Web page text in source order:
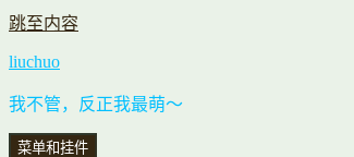
跳至内容
liuchuo
我不管，反正我最萌～
菜单和挂件